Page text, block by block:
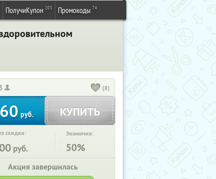
ПолучиКупон 203 Промокоды 74
(8)
руб. КУПИТЬ
скидки:
руб.
Экономия:
50%
Акция завершилась